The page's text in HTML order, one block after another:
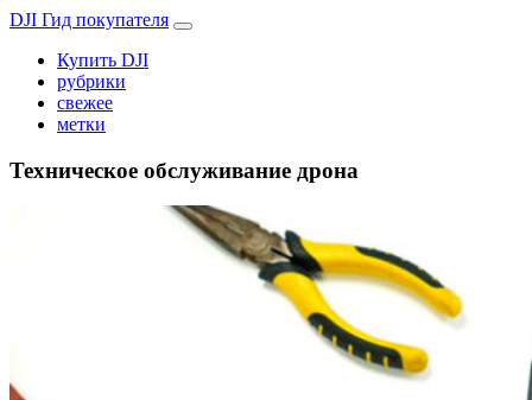
DJI Гид покупателя
Купить DJI
рубрики
свежее
метки
Техническое обслуживание дрона